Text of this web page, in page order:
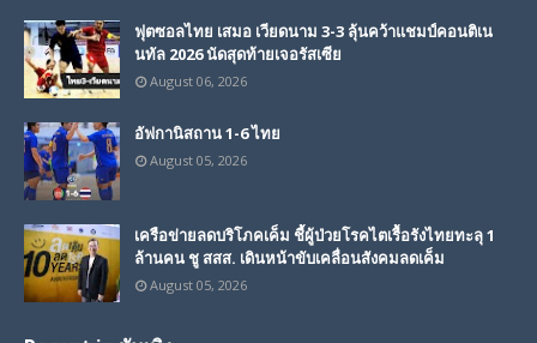
ฟุตซอลไทย เสมอ เวียดนาม 3-3 ลุ้นคว้าแชมป์คอนติเน
นทัล 2026 นัดสุดท้ายเจอรัสเซีย
August 06, 2026
อัฟกานิสถาน 1-6 ไทย
August 05, 2026
เครือข่ายลดบริโภคเค็ม ชี้ผู้ป่วยโรคไตเรื้อรังไทยทะลุ 1
ล้านคน ชู สสส. เดินหน้าขับเคลื่อนสังคมลดเค็ม
August 05, 2026